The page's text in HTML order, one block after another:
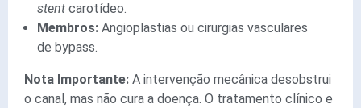
stent carotídeo.
Membros: Angioplastias ou cirurgias vasculares
de bypass.
Nota Importante: A intervenção mecânica desobstrui
o canal, mas não cura a doença. O tratamento clínico e